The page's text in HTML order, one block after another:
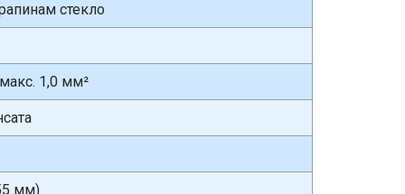
стекло
1,0 мм²
мм)